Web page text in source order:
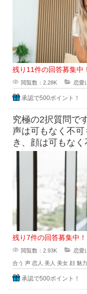
残り11件の回答募集中！
閲覧数：2.28K 恋愛
承認で500ポイント！
究極の2択質問です。 １.顔は最高レベルに
声は可もなく不
き、顔は可もなく不可もなく
惹かれま
残り7件の回答募集中！
閲覧数：2.93K 恋愛
合う 声 恋人 美人 美女 顔 魅力
承認で500ポイント！